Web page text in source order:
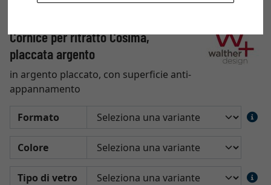
Cornice per ritratto Cosima,
placcata argento
in argento placcato, con superficie anti-
appannamento
Formato
Colore
Tipo di vetro